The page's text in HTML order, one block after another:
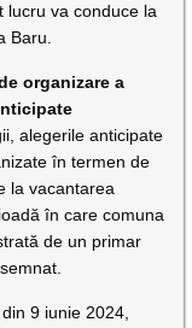
lucru va conduce la
Baru.
organizare a
alegerile anticipate
în termen de
la vacantarea
în care comuna
de un primar
9 iunie 2024,